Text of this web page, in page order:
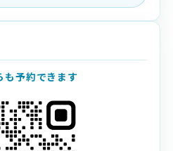
も予約できます